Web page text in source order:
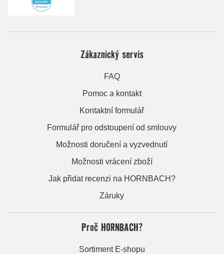
Zákaznický servis
FAQ
Pomoc a kontakt
Kontaktní formulář
Formulář pro odstoupení od smlouvy
Možnosti doručení a vyzvednutí
Možnosti vrácení zboží
Jak přidat recenzi na HORNBACH?
Záruky
Proč HORNBACH?
Sortiment E-shopu